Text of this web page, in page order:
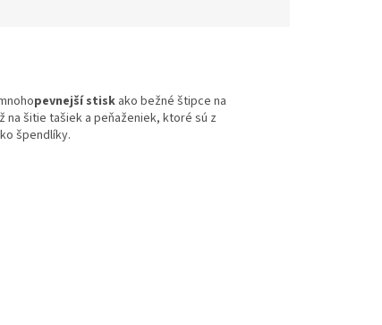
pevnejší stisk ako bežné štipce na
šitie tašiek a peňaženiek, ktoré sú z
špendlíky.